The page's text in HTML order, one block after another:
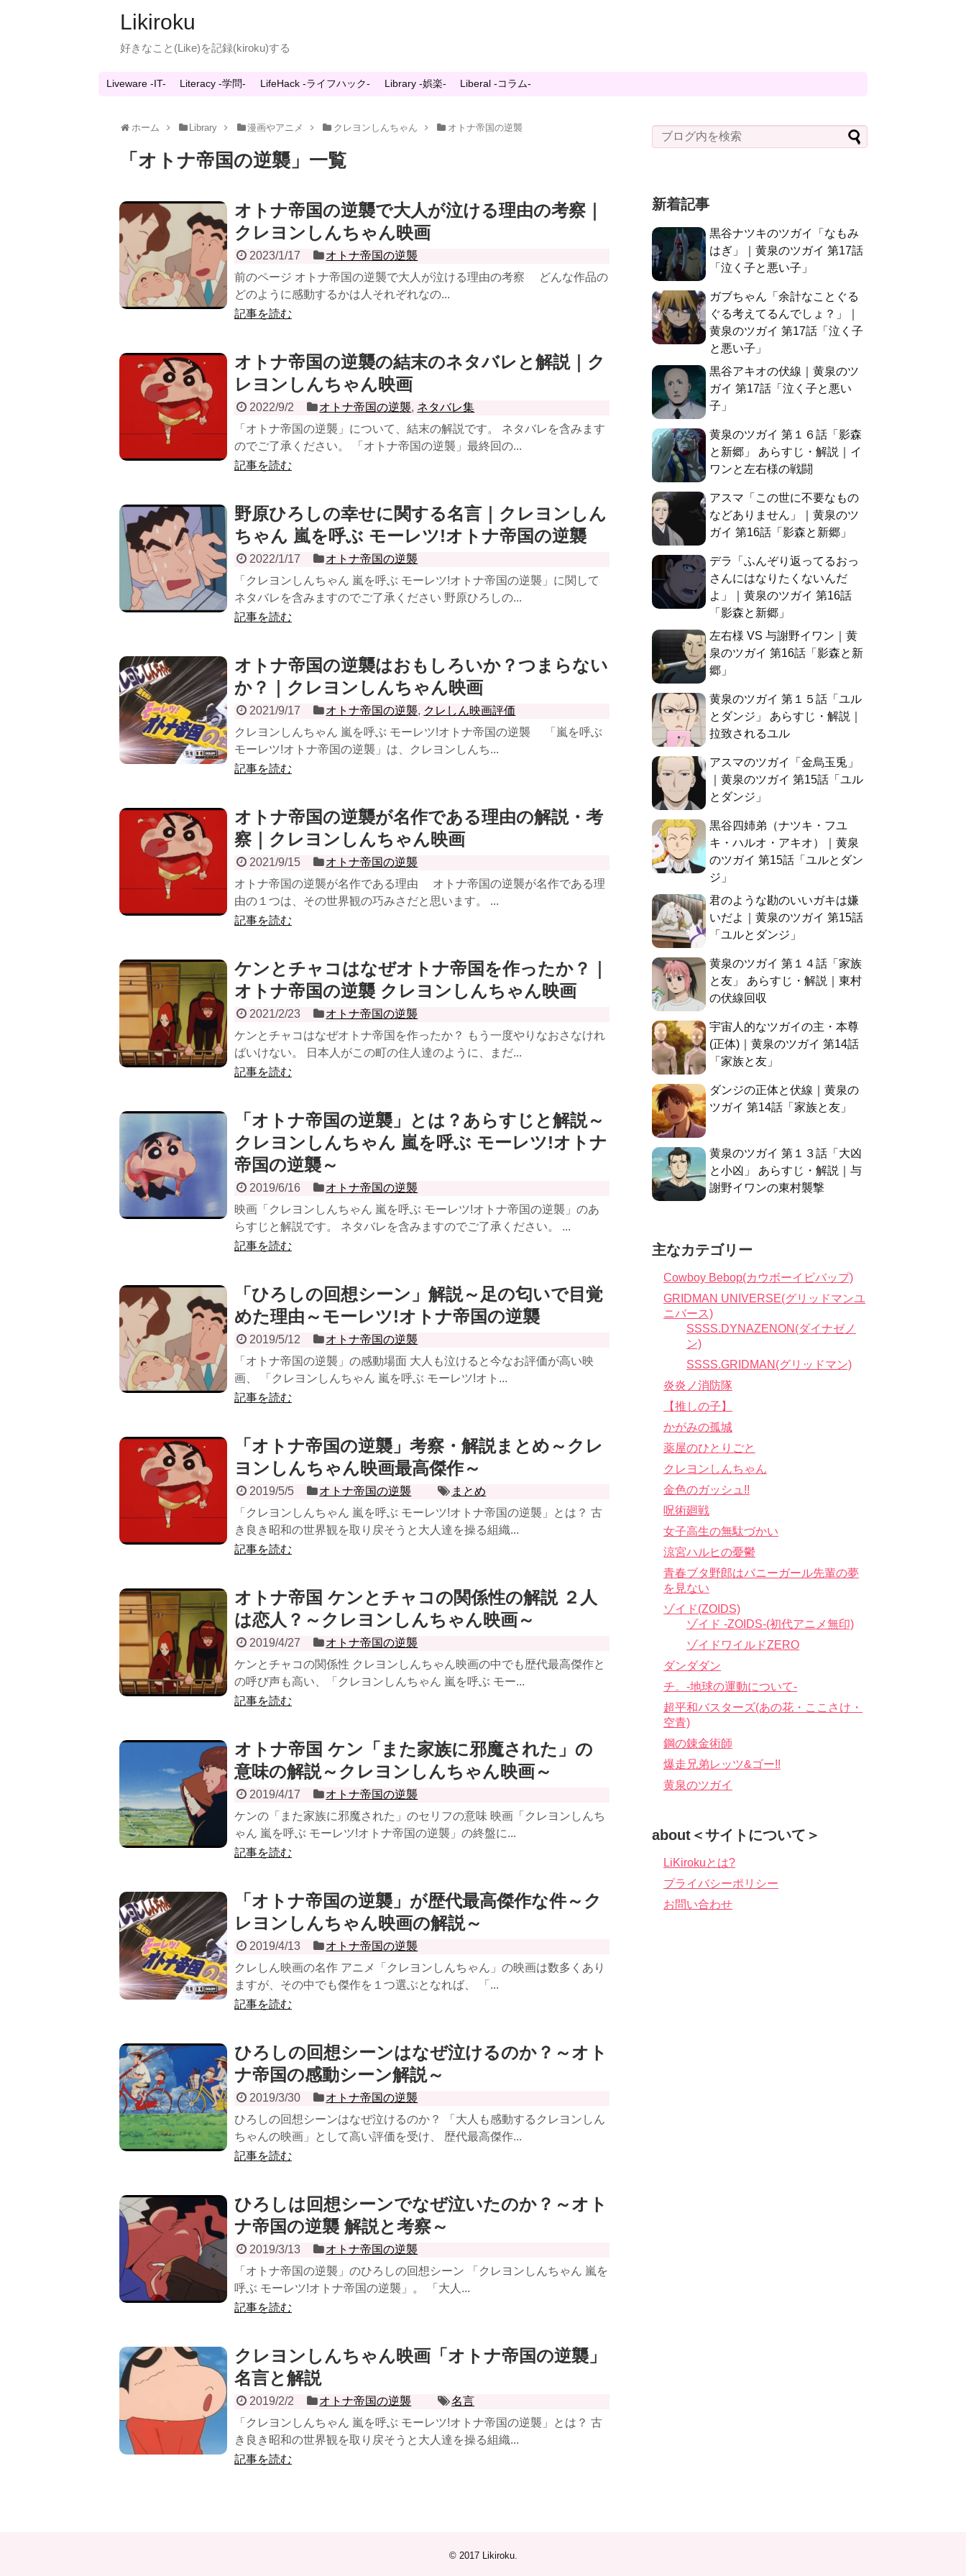
Likiroku
好きなこと(Like)を記録(kiroku)する
Liveware -IT- Literacy -学問- LifeHack -ライフハック- Library -娯楽- Liberal -コラム-
ホーム Library 漫画やアニメ クレヨンしんちゃん オトナ帝国の逆襲
「 オトナ帝国の逆襲 」 一覧
オトナ帝国の逆襲で大人が泣ける理由の考察｜
クレヨンしんちゃん映画
2023/1/17
オトナ帝国の逆襲
前のページ オトナ帝国の逆襲で大人が泣ける理由の考察 どんな作品の
どのように感動するかは人それぞれなの...
記事を読む
オトナ帝国の逆襲の結末のネタバレと解説｜ク
レヨンしんちゃん映画
2022/9/2 オトナ帝国の逆襲, ネタバレ集
「オトナ帝国の逆襲」について、結末の解説です。 ネタバレを含みます
のでご了承ください。 「オトナ帝国の逆襲」最終回の...
記事を読む
野原ひろしの幸せに関する名言｜クレヨンしん
ちゃん 嵐を呼ぶ モーレツ!オトナ帝国の逆襲
2022/1/17
オトナ帝国の逆襲
「クレヨンしんちゃん 嵐を呼ぶ モーレツ!オトナ帝国の逆襲」に関して
ネタバレを含みますのでご了承ください 野原ひろしの...
記事を読む
オトナ帝国の逆襲はおもしろいか？つまらない
か？｜クレヨンしんちゃん映画
2021/9/17 オトナ帝国の逆襲, クレしん映画評価
クレヨンしんちゃん 嵐を呼ぶ モーレツ!オトナ帝国の逆襲 「嵐を呼ぶ
モーレツ!オトナ帝国の逆襲」は、クレヨンしんち...
記事を読む
オトナ帝国の逆襲が名作である理由の解説・考
察｜クレヨンしんちゃん映画
2021/9/15
オトナ帝国の逆襲
オトナ帝国の逆襲が名作である理由 オトナ帝国の逆襲が名作である理
由の１つは、その世界観の巧みさだと思います。 ...
記事を読む
ケンとチャコはなぜオトナ帝国を作ったか？｜
オトナ帝国の逆襲 クレヨンしんちゃん映画
2021/2/23
オトナ帝国の逆襲
ケンとチャコはなぜオトナ帝国を作ったか？ もう一度やりなおさなけれ
ばいけない。 日本人がこの町の住人達のように、まだ...
記事を読む
「オトナ帝国の逆襲」とは？あらすじと解説～
クレヨンしんちゃん 嵐を呼ぶ モーレツ!オトナ
帝国の逆襲～
2019/6/16
オトナ帝国の逆襲
映画「クレヨンしんちゃん 嵐を呼ぶ モーレツ!オトナ帝国の逆襲」のあ
らすじと解説です。 ネタバレを含みますのでご了承ください。 ...
記事を読む
「ひろしの回想シーン」解説～足の匂いで目覚
めた理由～モーレツ!オトナ帝国の逆襲
2019/5/12
オトナ帝国の逆襲
「オトナ帝国の逆襲」の感動場面 大人も泣けると今なお評価が高い映
画、 「クレヨンしんちゃん 嵐を呼ぶ モーレツ!オト...
記事を読む
「オトナ帝国の逆襲」考察・解説まとめ～クレ
ヨンしんちゃん映画最高傑作～
2019/5/5 オトナ帝国の逆襲
まとめ
「クレヨンしんちゃん 嵐を呼ぶ モーレツ!オトナ帝国の逆襲」とは？ 古
き良き昭和の世界観を取り戻そうと大人達を操る組織...
記事を読む
オトナ帝国 ケンとチャコの関係性の解説 ２人
は恋人？～クレヨンしんちゃん映画～
2019/4/27
オトナ帝国の逆襲
ケンとチャコの関係性 クレヨンしんちゃん映画の中でも歴代最高傑作と
の呼び声も高い、「クレヨンしんちゃん 嵐を呼ぶ モー...
記事を読む
オトナ帝国 ケン「また家族に邪魔された」の
意味の解説～クレヨンしんちゃん映画～
2019/4/17
オトナ帝国の逆襲
ケンの「また家族に邪魔された」のセリフの意味 映画「クレヨンしんち
ゃん 嵐を呼ぶ モーレツ!オトナ帝国の逆襲」の終盤に...
記事を読む
「オトナ帝国の逆襲」が歴代最高傑作な件～ク
レヨンしんちゃん映画の解説～
2019/4/13
オトナ帝国の逆襲
クレしん映画の名作 アニメ「クレヨンしんちゃん」の映画は数多くあり
ますが、その中でも傑作を１つ選ぶとなれば、 「...
記事を読む
ひろしの回想シーンはなぜ泣けるのか？～オト
ナ帝国の感動シーン解説～
2019/3/30
オトナ帝国の逆襲
ひろしの回想シーンはなぜ泣けるのか？ 「大人も感動するクレヨンしん
ちゃんの映画」として高い評価を受け、 歴代最高傑作...
記事を読む
ひろしは回想シーンでなぜ泣いたのか？～オト
ナ帝国の逆襲 解説と考察～
2019/3/13
オトナ帝国の逆襲
「オトナ帝国の逆襲」のひろしの回想シーン 「クレヨンしんちゃん 嵐を
呼ぶ モーレツ!オトナ帝国の逆襲」。 「大人...
記事を読む
クレヨンしんちゃん映画「オトナ帝国の逆襲」
名言と解説
2019/2/2 オトナ帝国の逆襲
名言
「クレヨンしんちゃん 嵐を呼ぶ モーレツ!オトナ帝国の逆襲」とは？ 古
き良き昭和の世界観を取り戻そうと大人達を操る組織...
記事を読む
新着記事
黒谷ナツキのツガイ「なもみ
はぎ」｜黄泉のツガイ 第17話
「泣く子と悪い子」
ガブちゃん「余計なことぐる
ぐる考えてるんでしょ？」｜
黄泉のツガイ 第17話「泣く子
と悪い子」
黒谷アキオの伏線｜黄泉のツ
ガイ 第17話「泣く子と悪い
子」
黄泉のツガイ 第１６話「影森
と新郷」 あらすじ・解説｜イ
ワンと左右様の戦闘
アスマ「この世に不要なもの
などありません」｜黄泉のツ
ガイ 第16話「影森と新郷」
デラ「ふんぞり返ってるおっ
さんにはなりたくないんだ
よ」｜黄泉のツガイ 第16話
「影森と新郷」
左右様 VS 与謝野イワン｜黄
泉のツガイ 第16話「影森と新
郷」
黄泉のツガイ 第１５話「ユル
とダンジ」 あらすじ・解説｜
拉致されるユル
アスマのツガイ「金烏玉兎」
｜黄泉のツガイ 第15話「ユル
とダンジ」
黒谷四姉弟（ナツキ・フユ
キ・ハルオ・アキオ）｜黄泉
のツガイ 第15話「ユルとダン
ジ」
君のような勘のいいガキは嫌
いだよ｜黄泉のツガイ 第15話
「ユルとダンジ」
黄泉のツガイ 第１４話「家族
と友」 あらすじ・解説｜東村
の伏線回収
宇宙人的なツガイの主・本尊
(正体)｜黄泉のツガイ 第14話
「家族と友」
ダンジの正体と伏線｜黄泉の
ツガイ 第14話「家族と友」
黄泉のツガイ 第１３話「大凶
と小凶」 あらすじ・解説｜与
謝野イワンの東村襲撃
主なカテゴリー
Cowboy Bebop(カウボーイビバップ)
GRIDMAN UNIVERSE(グリッドマンユ
ニバース)
SSSS.DYNAZENON(ダイナゼノ
ン)
SSSS.GRIDMAN(グリッドマン)
炎炎ノ消防隊
【推しの子】
かがみの孤城
薬屋のひとりごと
クレヨンしんちゃん
金色のガッシュ!!
呪術廻戦
女子高生の無駄づかい
涼宮ハルヒの憂鬱
青春ブタ野郎はバニーガール先輩の夢
を見ない
ゾイド(ZOIDS)
ゾイド -ZOIDS-(初代アニメ無印)
ゾイドワイルドZERO
ダンダダン
チ。-地球の運動について-
超平和バスターズ(あの花・ここさけ・
空青)
鋼の錬金術師
爆走兄弟レッツ&ゴー!!
黄泉のツガイ
about＜サイトについて＞
LiKirokuとは?
プライバシーポリシー
お問い合わせ
© 2017 Likiroku.